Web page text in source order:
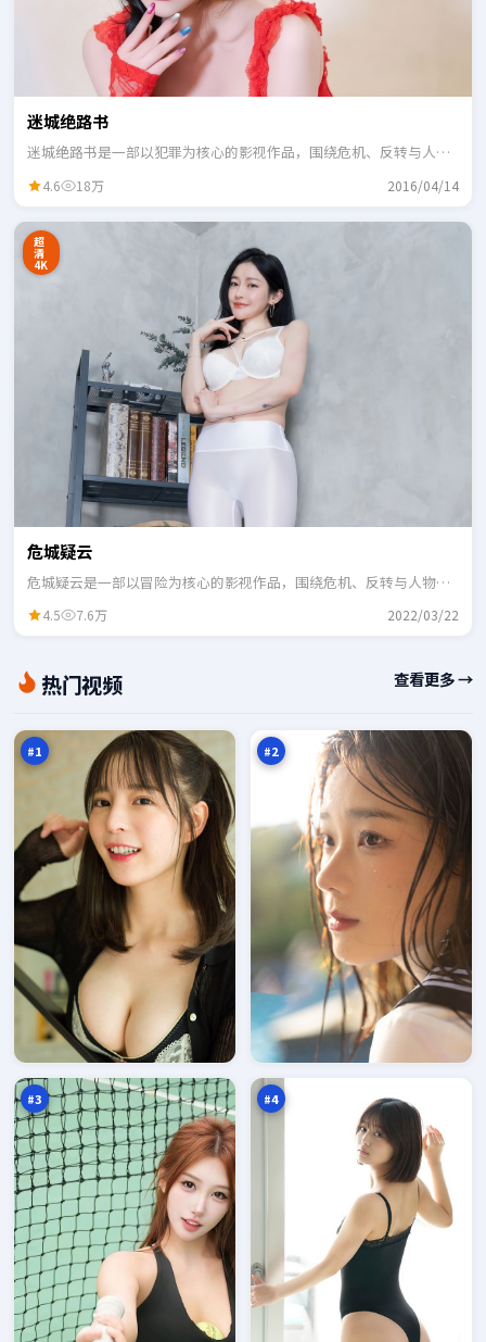
迷城绝路书
迷城绝路书是一部以犯罪为核心的影视作品，围绕危机、反转与人物
4.6 18万 2016/04/14
超
清
4K
危城疑云
危城疑云是一部以冒险为核心的影视作品，围绕危机、反转与人物成
4.5 7.6万 2022/03/22
热门视频 查看更多 →
#1
巷
旁
者
98
#2
#3
深
终
章
96
万
#4
南
港
示
录
96
万